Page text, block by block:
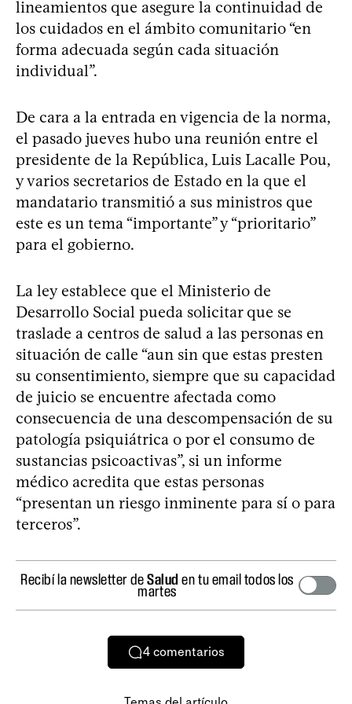
lineamientos que asegure la continuidad de
los cuidados en el ámbito comunitario “en
forma adecuada según cada situación
individual”.
De cara a la entrada en vigencia de la norma,
el pasado jueves hubo una reunión entre el
presidente de la República, Luis Lacalle Pou,
y varios secretarios de Estado en la que el
mandatario transmitió a sus ministros que
este es un tema “importante” y “prioritario”
para el gobierno.
La ley establece que el Ministerio de
Desarrollo Social pueda solicitar que se
traslade a centros de salud a las personas en
situación de calle “aun sin que estas presten
su consentimiento, siempre que su capacidad
de juicio se encuentre afectada como
consecuencia de una descompensación de su
patología psiquiátrica o por el consumo de
sustancias psicoactivas”, si un informe
médico acredita que estas personas
“presentan un riesgo inminente para sí o para
terceros”.
Recibí la newsletter deSalud en tu email todos los
martes
4 comentarios